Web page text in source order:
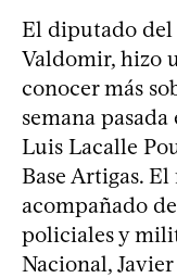
El diputado del
Valdomir, hizo
conocer más
semana
Luis Lacalle
Base Artigas.
acompañado
policiales y
Nacional,